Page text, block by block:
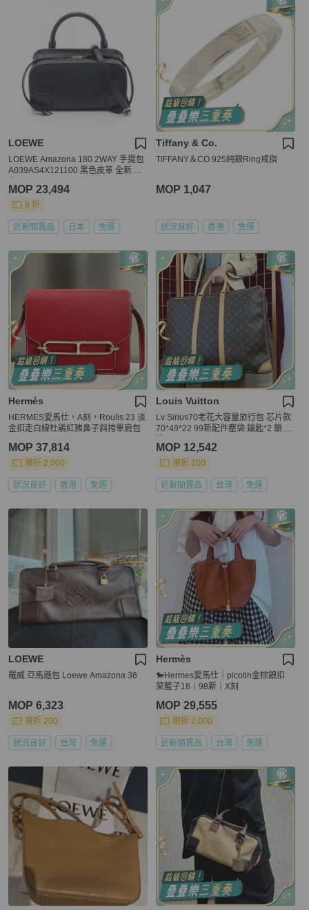
LOEWE
LOEWE Amazona 180 2WAY 手提包
A039AS4X121100 黑色皮革 全新 女
MOP 23,494
9 折
近新閒置品 日本 免運
Tiffany & Co.
TIFFANY＆CO 925純銀Ring戒指
MOP 1,047
狀況良好 香港 免運
Hermès
HERMES愛馬仕，A刻，Roulis 23 淡
金扣走白線杜鵑紅豬鼻子斜挎單肩包
MOP 37,814
現折 2,000
狀況良好 香港 免運
Louis Vuitton
Lv Sirius70老花大容量旅行包 芯片款
70*49*22 99新配件塵袋 鑰匙*2 鎖 皮
MOP 12,542
現折 200
近新閒置品 台灣 免運
LOEWE
羅威 亞馬遜包 Loewe Amazona 36
MOP 6,323
現折 200
狀況良好 台灣 免運
Hermès
🐎Hermes愛馬仕｜picotin金棕銀扣
菜籃子18｜98新｜X刻
MOP 29,555
現折 2,000
近新閒置品 台灣 免運